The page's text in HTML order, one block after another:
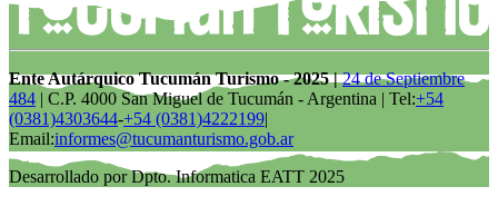
Ente Autárquico Tucumán Turismo - 2025 |24 de Septiembre
484 | C.P. 4000 San Miguel de Tucumán - Argentina | Tel:+54
(0381)4303644-+54 (0381)4222199|
Email:informes@tucumanturismo.gob.ar
Desarrollado por Dpto. Informatica EATT 2025